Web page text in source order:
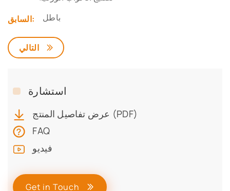
السابق:
باطل
التالي
استشارة
عرض تفاصيل المنتج (PDF)
FAQ
فيديو
Get in Touch